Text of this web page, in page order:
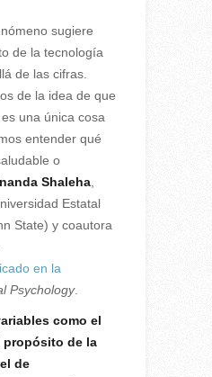
sugiere
de la tecnología
de las cifras.
de la idea de que
una única cosa
entender qué
o
Shaleha,
Estatal
State) y coautora
en la
Psychology.
como el
propósito de la
de